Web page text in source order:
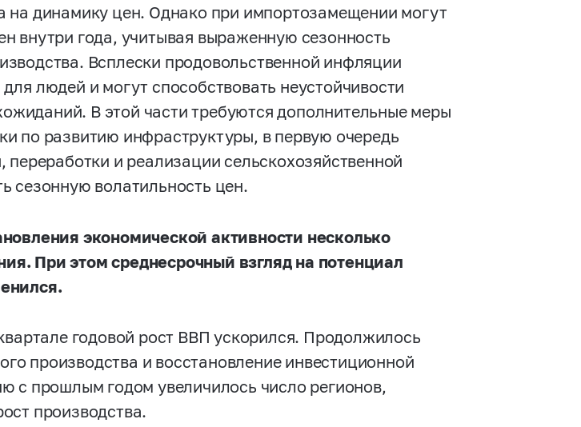
на динамику цен. Однако при импортозамещении могут
внутри года, учитывая выраженную сезонность
Всплески продовольственной инфляции
людей и могут способствовать неустойчивости
В этой части требуются дополнительные меры
по развитию инфраструктуры, в первую очередь
переработки и реализации сельскохозяйственной
сезонную волатильность цен.
экономической активности несколько
При этом среднесрочный взгляд на потенциал
годовой рост ВВП ускорился. Продолжилось
производства и восстановление инвестиционной
с прошлым годом увеличилось число регионов,
производства.